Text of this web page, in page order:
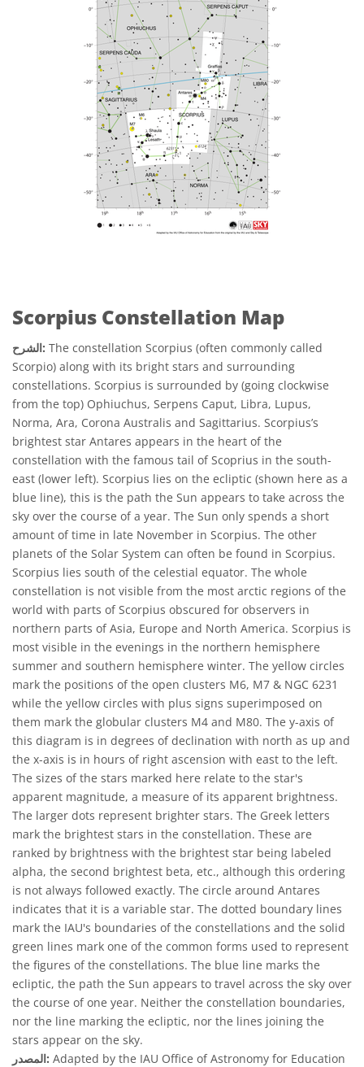
Scorpius Constellation Map
الشرح: The constellation Scorpius (often commonly called
Scorpio) along with its bright stars and surrounding
constellations. Scorpius is surrounded by (going clockwise
from the top) Ophiuchus, Serpens Caput, Libra, Lupus,
Norma, Ara, Corona Australis and Sagittarius. Scorpius’s
brightest star Antares appears in the heart of the
constellation with the famous tail of Scoprius in the south-
east (lower left). Scorpius lies on the ecliptic (shown here as a
blue line), this is the path the Sun appears to take across the
sky over the course of a year. The Sun only spends a short
amount of time in late November in Scorpius. The other
planets of the Solar System can often be found in Scorpius.
Scorpius lies south of the celestial equator. The whole
constellation is not visible from the most arctic regions of the
world with parts of Scorpius obscured for observers in
northern parts of Asia, Europe and North America. Scorpius is
most visible in the evenings in the northern hemisphere
summer and southern hemisphere winter. The yellow circles
mark the positions of the open clusters M6, M7 & NGC 6231
while the yellow circles with plus signs superimposed on
them mark the globular clusters M4 and M80. The y-axis of
this diagram is in degrees of declination with north as up and
the x-axis is in hours of right ascension with east to the left.
The sizes of the stars marked here relate to the star's
apparent magnitude, a measure of its apparent brightness.
The larger dots represent brighter stars. The Greek letters
mark the brightest stars in the constellation. These are
ranked by brightness with the brightest star being labeled
alpha, the second brightest beta, etc., although this ordering
is not always followed exactly. The circle around Antares
indicates that it is a variable star. The dotted boundary lines
mark the IAU's boundaries of the constellations and the solid
green lines mark one of the common forms used to represent
the figures of the constellations. The blue line marks the
ecliptic, the path the Sun appears to travel across the sky over
the course of one year. Neither the constellation boundaries,
nor the line marking the ecliptic, nor the lines joining the
stars appear on the sky.
المصدر: Adapted by the IAU Office of Astronomy for Education